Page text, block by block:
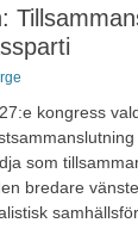
kongress
som
bredare